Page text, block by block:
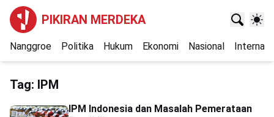
PIKIRAN MERDEKA
Nanggroe Politika Hukum Ekonomi Nasional
Tag: IPM
IPM Indonesia dan Masalah Pemerataan